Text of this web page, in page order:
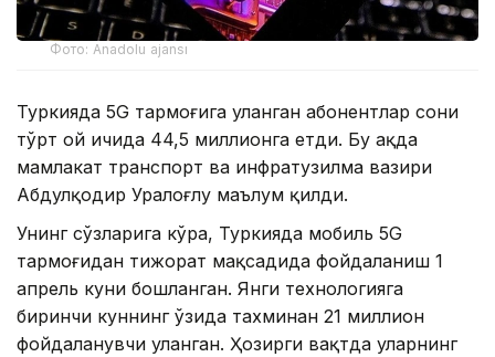
Фото: Anadolu ajansı
Туркияда 5G тармоғига уланган абонентлар сони
тўрт ой ичида 44,5 миллионга етди. Бу ҳақда
мамлакат транспорт ва инфратузилма вазири
Абдулқодир Уралоғлу маълум қилди.
Унинг сўзларига кўра, Туркияда мобиль 5G
тармоғидан тижорат мақсадида фойдаланиш 1
апрель куни бошланган. Янги технологияга
биринчи куннинг ўзида тахминан 21 миллион
фойдаланувчи уланган. Ҳозирги вақтда уларнинг